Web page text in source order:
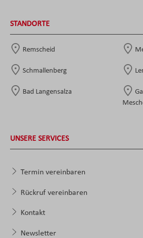
STANDORTE
Remscheid
Schmallenberg
Bad Langensalza
UNSERE SERVICES
Termin vereinbaren
Rückruf vereinbaren
Kontakt
Newsletter